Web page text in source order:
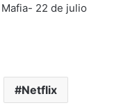
22 de julio
Netflix